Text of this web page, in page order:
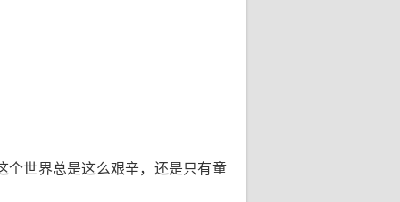
个世界总是这么艰辛，还是只有童